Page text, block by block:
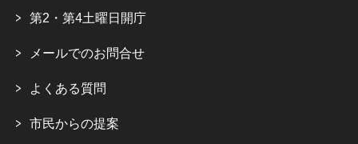
第2・第4土曜日開庁
メールでのお問合せ
よくある質問
市民からの提案